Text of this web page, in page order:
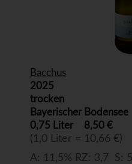
Bacchus
2025
trocken
Bayerischer Bodensee
0,75 Liter
8,50 €
(1,0 Liter = 10,66 €)
A: 11,5% RZ: 3,7 S: